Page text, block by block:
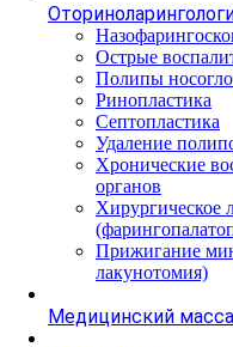
Острые
Полипы
Ринопластика
Септопластика
Удаление
Хронические
органов
Хирургическое
Прижигание
лакунотомия)
Медицинский